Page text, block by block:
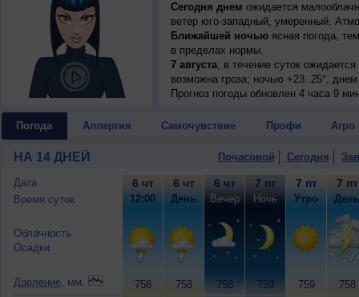
Сегодня днем ожидается
ветер юго-западный, умеренный.
Ближайшей ночьюясная погода,
в пределах нормы.
7 августа, в течение суток
возможна гроза; ночью +23..25°,
Прогноз погоды обновлен 4 часа 9
Погода Аллергия Самочувствие Профи Агро
НА 14 ДНЕЙ Почасовой Сегодня
Дата
Время суток
Облачность
Осадки
Давление, мм.
6 чт
12:00
758
6 чт
День
758
6 чт
Вечер
758
7 пт
Ночь
759
7 пт
Утро
759
7 пт
День
758